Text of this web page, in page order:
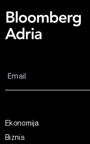
Ekonomija
Biznis